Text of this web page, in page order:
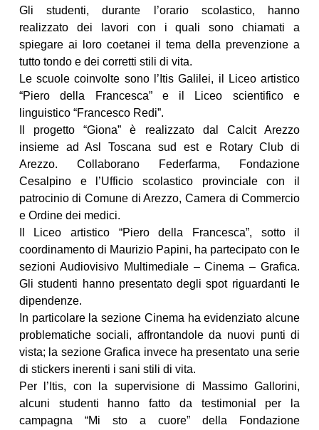
Gli studenti, durante l’orario scolastico, hanno
realizzato dei lavori con i quali sono chiamati a
spiegare ai loro coetanei il tema della prevenzione a
tutto tondo e dei corretti stili di vita.
Le scuole coinvolte sono l’Itis Galilei, il Liceo artistico
“Piero della Francesca” e il Liceo scientifico e
linguistico “Francesco Redi”.
Il progetto “Giona” è realizzato dal Calcit Arezzo
insieme ad Asl Toscana sud est e Rotary Club di
Arezzo. Collaborano Federfarma, Fondazione
Cesalpino e l’Ufficio scolastico provinciale con il
patrocinio di Comune di Arezzo, Camera di Commercio
e Ordine dei medici.
Il Liceo artistico “Piero della Francesca”, sotto il
coordinamento di Maurizio Papini, ha partecipato con le
sezioni Audiovisivo Multimediale – Cinema – Grafica.
Gli studenti hanno presentato degli spot riguardanti le
dipendenze.
In particolare la sezione Cinema ha evidenziato alcune
problematiche sociali, affrontandole da nuovi punti di
vista; la sezione Grafica invece ha presentato una serie
di stickers inerenti i sani stili di vita.
Per l’Itis, con la supervisione di Massimo Gallorini,
alcuni studenti hanno fatto da testimonial per la
campagna “Mi sto a cuore” della Fondazione